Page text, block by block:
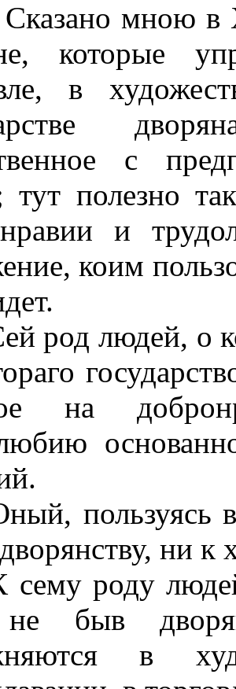
мною в
которые
в
с
тут полезно
и
коим
род людей, о
на
пользуясь
ни к
сему роду
быв
в